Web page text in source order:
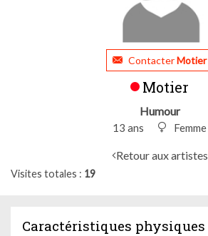
ContacterMotier
Motier
Humour
13 ans Femme
Retour aux artistes
Visites totales 19
Caractéristiques physiques